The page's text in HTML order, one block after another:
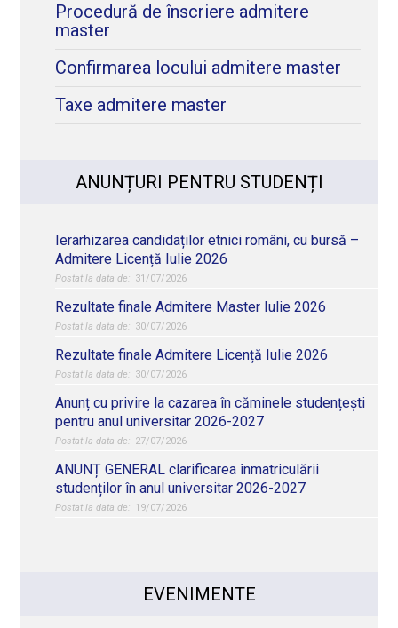
Procedură de înscriere admitere
master
Confirmarea locului admitere master
Taxe admitere master
ANUNȚURI PENTRU STUDENȚI
Ierarhizarea candidaților etnici români, cu bursă –
Admitere Licență Iulie 2026
31/07/2026
Rezultate finale Admitere Master Iulie 2026
30/07/2026
Rezultate finale Admitere Licență Iulie 2026
30/07/2026
Anunț cu privire la cazarea în căminele studențești
pentru anul universitar 2026-2027
27/07/2026
ANUNȚ GENERAL clarificarea înmatriculării
studenților în anul universitar 2026-2027
19/07/2026
EVENIMENTE